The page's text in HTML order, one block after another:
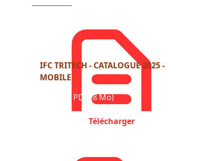
IFC TRITECH - CATALOGUE 2025 -
MOBILE
Format : PDF (8 Mo)
Télécharger